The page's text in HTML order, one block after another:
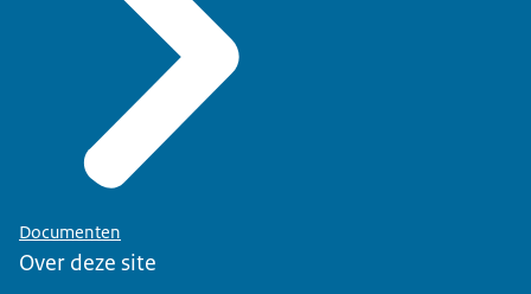
Documenten
Over deze site